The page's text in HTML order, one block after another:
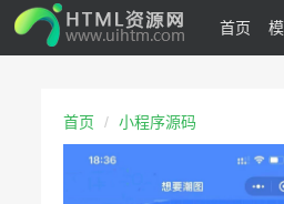
首页
首页 小程序源码